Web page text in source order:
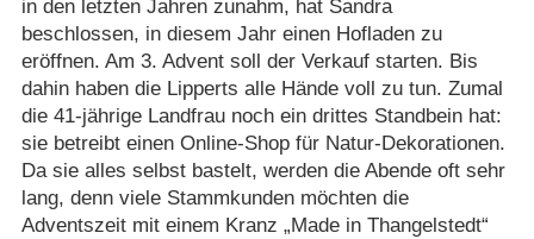
in den letzten Jahren zunahm, hat Sandra
beschlossen, in diesem Jahr einen Hofladen zu
eröffnen. Am 3. Advent soll der Verkauf starten. Bis
dahin haben die Lipperts alle Hände voll zu tun. Zumal
die 41-jährige Landfrau noch ein drittes Standbein hat:
sie betreibt einen Online-Shop für Natur-Dekorationen.
Da sie alles selbst bastelt, werden die Abende oft sehr
lang, denn viele Stammkunden möchten die
Adventszeit mit einem Kranz „Made in Thangelstedt“